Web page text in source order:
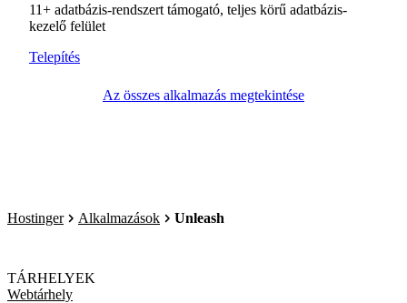
11+ adatbázis-rendszert támogató, teljes körű adatbázis-
kezelő felület
Telepítés
Az összes alkalmazás megtekintése
Hostinger Alkalmazások Unleash
TÁRHELYEK
Webtárhely